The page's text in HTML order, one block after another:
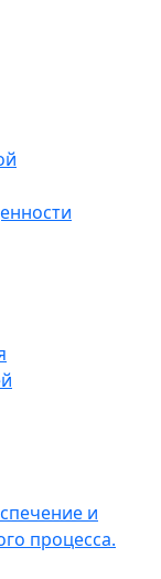
и
процесса.